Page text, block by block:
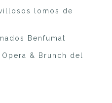
lomos de
Benfumat
& Brunch del